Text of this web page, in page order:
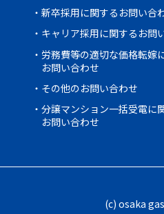
新卒採用に関するお問い合
キャリア採用に関するお問
労務費等の適切な価格転嫁
お問い合わせ
その他のお問い合わせ
分譲マンション一括受電に
お問い合わせ
(c) osaka